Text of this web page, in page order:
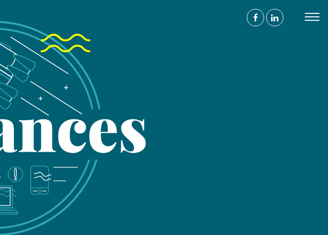
Nous
rencontrer
Laisser place à l'humain
49 avenue de Wagram